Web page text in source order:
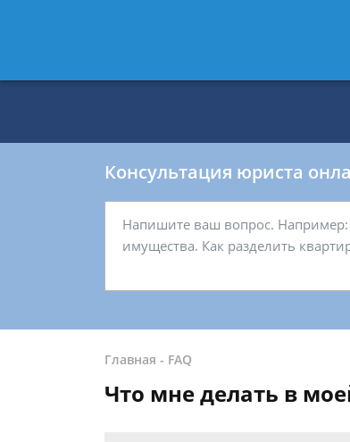
8 812
Консультация юриста
Главная - FAQ
Что мне делать в